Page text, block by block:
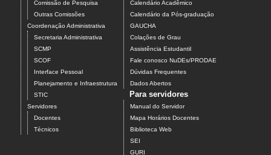
Comissão de Pesquisa
Outras Comissões
Coordenação Administrativa
Secretaria Administrativa
SCMP
SCOF
Interface Pessoal
Planejamento e Infraestrutura
STIC
Servidores
Docentes
Técnicos
Calendário Acadêmico
Calendário da Pós-graduação
GAUCHA
Colações de Grau
Assistência Estudantil
Fale conosco NuDEs/PRODAE
Dúvidas Frequentes
Dados Abertos
Para servidores
Manual do Servidor
Mapa Horários Docentes
Biblioteca Web
SEI
GURI